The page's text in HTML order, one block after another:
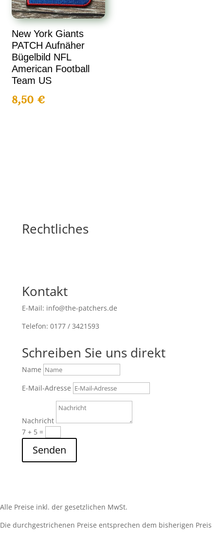
New York Giants
PATCH Aufnäher
Bügelbild NFL
American Football
Team US
8,50€
Rechtliches
Kontakt
E-Mail: info@the-patchers.de
Telefon: 0177 / 3421593
Schreiben Sie uns direkt
Name
E-Mail-Adresse
Nachricht
7 + 5=
Senden
Alle Preise inkl. der gesetzlichen MwSt.
Die durchgestrichenen Preise entsprechen dem bisherigen Preis